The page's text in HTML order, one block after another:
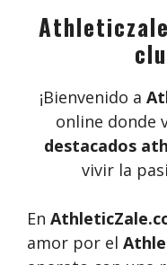
¡Bienvenido a
online donde
destacados
vivir la
En
amor por el